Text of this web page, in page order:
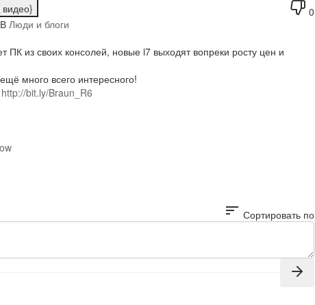
0
Люди и блоги
ПК из своих консолей, новые i7 выходят вопреки росту цен и
много всего интересного!
http://bit.ly/Braun_R6
sort Сортировать по